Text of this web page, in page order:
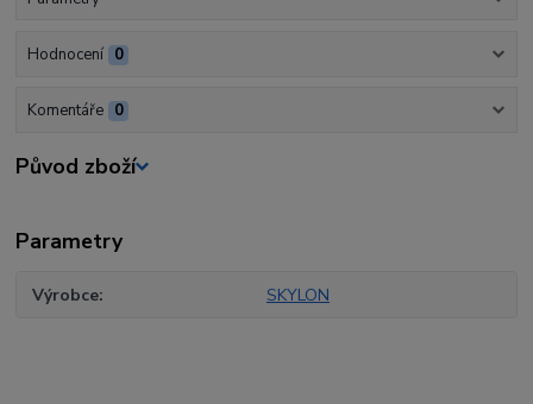
Hodnocení 0
Komentáře 0
Původ zboží
Parametry
Výrobce SKYLON